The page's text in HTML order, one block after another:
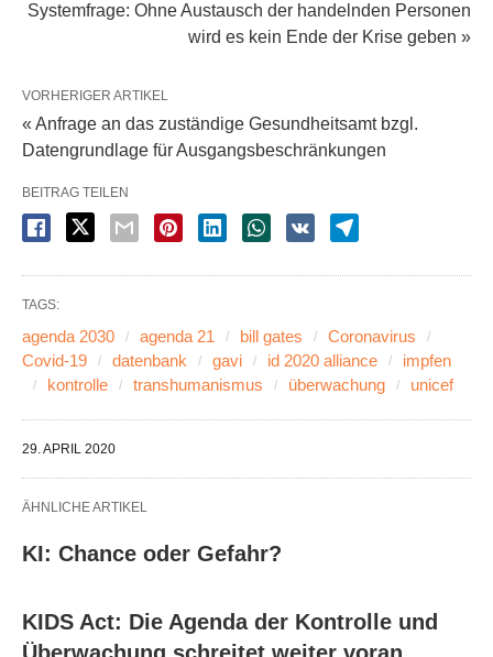
Systemfrage: Ohne Austausch der handelnden Personen
wird es kein Ende der Krise geben »
VORHERIGER ARTIKEL
« Anfrage an das zuständige Gesundheitsamt bzgl.
Datengrundlage für Ausgangsbeschränkungen
BEITRAG TEILEN
TAGS:
agenda 2030 agenda 21 bill gates
Coronavirus
Covid-19
datenbank gavi id 2020 alliance
impfen
kontrolle
transhumanismus überwachung unicef
29. APRIL 2020
ÄHNLICHE ARTIKEL
KI: Chance oder Gefahr?
KIDS Act: Die Agenda der Kontrolle und